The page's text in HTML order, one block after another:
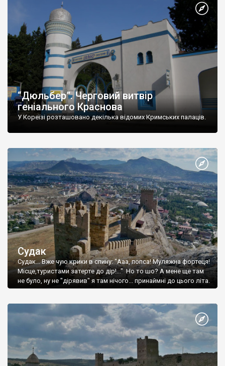
“Дюльбер”. Черговий витвір
геніального Краснова
У Кореїзі розташовано декілька відомих Кримських палаців.
Судак
Судак... Вже чую крики в спину: "Ааа, попса! Муляжна фортеця!
Місце,туристами затерте до дір!..." Но то шо? А мене ще там
не було, ну не "дірявив" я там нічого... принаймні до цього літа.